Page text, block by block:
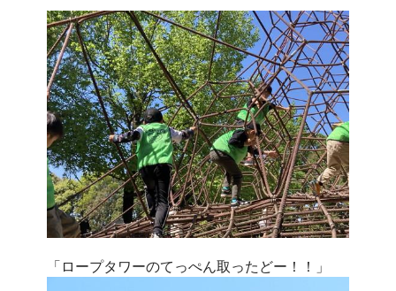
「ロープタワーのてっぺん取ったどー！！」